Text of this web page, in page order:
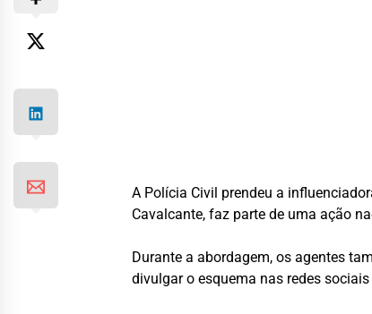
A Polícia Civil prendeu a
Cavalcante, faz parte de uma ação
Durante a abordagem, os agentes
divulgar o esquema nas redes